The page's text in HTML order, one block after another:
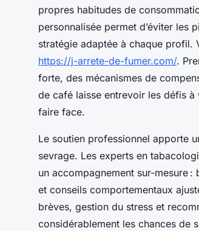
propres habitudes de
personnalisée permet d’éviter les
stratégie adaptée à chaque profil.
https://j-arrete-de-fumer.com/.
forte, des mécanismes de
de café laisse entrevoir les défis
faire face.
Le soutien professionnel apporte
sevrage. Les experts en
un accompagnement sur-mesure
et conseils comportementaux
brèves, gestion du stress et
considérablement les chances de